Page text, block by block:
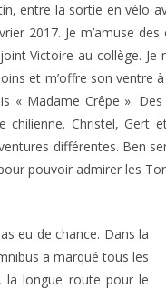
entre la sortie en vélo
2017. Je m’amuse
Victoire au collège.
et m’offre son ventre à
« Madame Crêpe ».
Christel, Gert
différentes. Ben
pouvoir admirer les
eu de chance. Dans la
a marqué tous les
la longue route pour le